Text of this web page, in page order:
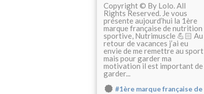
Copyright © By Lolo. All
Rights Reserved. Je vous
présente aujourd’hui la 1ère
marque française de nutrition
sportive, Nutrimuscle 💪🏻 Au
retour de vacances j’ai eu
envie de me remettre au sport
mais pour garder ma
motivation il est important de
garder...
#1ère marque française de